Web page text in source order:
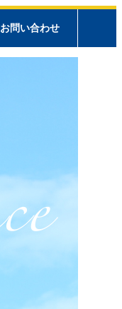
お問い合わせ